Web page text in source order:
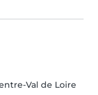
Val de Loire